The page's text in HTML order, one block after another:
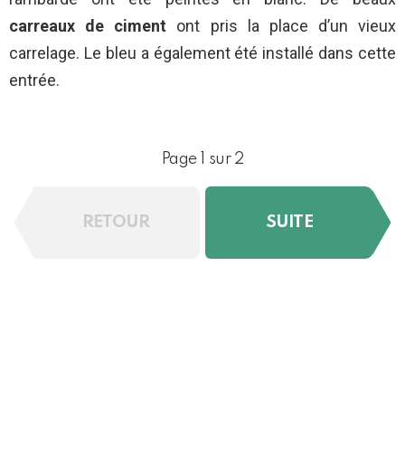
carreaux de ciment ont pris la place d’un vieux
carrelage. Le bleu a également été installé dans cette
entrée.
Page 1 sur 2
RETOUR SUITE